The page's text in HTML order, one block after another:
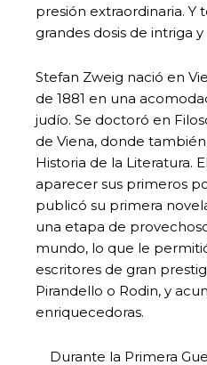
presión extraordinaria. Y
grandes dosis de intriga
Stefan Zweig nació en
de 1881 en una
judío. Se doctoró en
de Viena, donde
Historia de la Literatura.
aparecer sus primeros
publicó su primera
una etapa de
mundo, lo que le
escritores de gran
Pirandello o Rodin, y
enriquecedoras.
Durante la Primera